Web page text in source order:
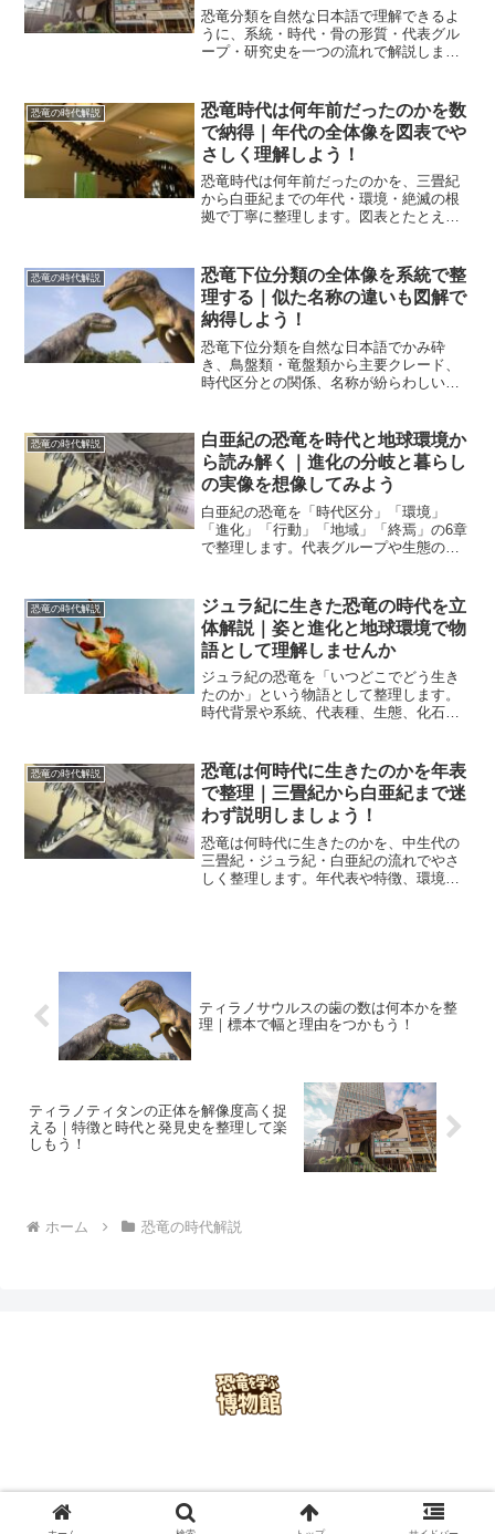
恐竜分類を自然な日本語で理解できるよ
うに、系統・時代・骨の形質・代表グル
ープ・研究史を一つの流れで解説しま
身につけませんか。
恐竜の時代解説
恐竜時代は何年前だったのかを数
で納得｜年代の全体像を図表でや
さしく理解しよう！
恐竜時代は何年前だったのかを、三畳紀
から白亜紀までの年代・環境・絶滅の根
拠で丁寧に整理します。図表とたとえで
の測り方や代表化石のポイントもやさし
く解説します。疑問を自信に変える一冊
分の要点です。
恐竜の時代解説
恐竜下位分類の全体像を系統で整
理する｜似た名称の違いも図解で
納得しよう！
恐竜下位分類を自然な日本語でかみ砕
き、鳥盤類・竜盤類から主要クレード、
時代区分との関係、名称が紛らわしい理
み解ける視点を身につけませんか。
恐竜の時代解説
白亜紀の恐竜を時代と地球環境か
ら読み解く｜進化の分岐と暮らし
の実像を想像してみよう
白亜紀の恐竜を「時代区分」「環境」
「進化」「行動」「地域」「終焉」の6章
で整理します。代表グループや生態の推
を深めます。
恐竜の時代解説
ジュラ紀に生きた恐竜の時代を立
体解説｜姿と進化と地球環境で物
語として理解しませんか
ジュラ紀の恐竜を「いつどこでどう生き
たのか」という物語として整理します。
時代背景や系統、代表種、生態、化石記
ちます。
恐竜の時代解説
恐竜は何時代に生きたのかを年表
で整理｜三畳紀から白亜紀まで迷
わず説明しましょう！
恐竜は何時代に生きたのかを、中生代の
三畳紀・ジュラ紀・白亜紀の流れでやさ
しく整理します。年代表や特徴、環境変
ティラノサウルスの歯の数は何本かを整
理｜標本で幅と理由をつかもう！
ティラノティタンの正体を解像度高く捉
える｜特徴と時代と発見史を整理して楽
しもう！
ホーム 恐竜の時代解説
© 2025 恐竜を学ぶ博物館.